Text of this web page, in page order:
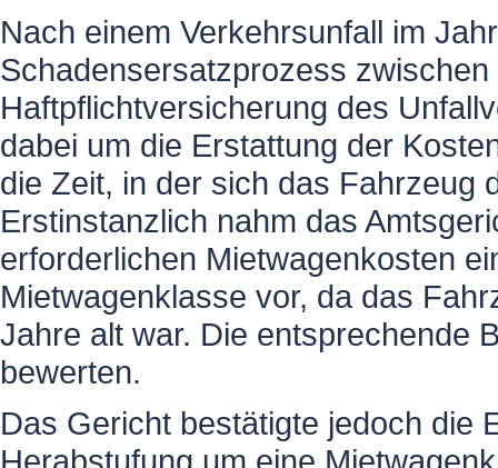
Nach einem Verkehrsunfall im
Schadensersatzprozess
Haftpflichtversicherung des
dabei um die Erstattung der
die Zeit, in der sich das Fahrzeug
Erstinstanzlich nahm das
erforderlichen Mietwagenkosten
Mietwagenklasse vor, da das
Jahre alt war. Die entsprechende
bewerten.
Das Gericht bestätigte jedoch die